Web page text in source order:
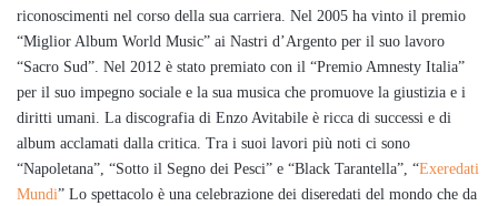
riconoscimenti nel corso della sua carriera. Nel 2005 ha vinto il premio
“Miglior Album World Music” ai Nastri d’Argento per il suo lavoro
“Sacro Sud”. Nel 2012 è stato premiato con il “Premio Amnesty Italia”
per il suo impegno sociale e la sua musica che promuove la giustizia e i
diritti umani. La discografia di Enzo Avitabile è ricca di successi e di
album acclamati dalla critica. Tra i suoi lavori più noti ci sono
“Napoletana”, “Sotto il Segno dei Pesci” e “Black Tarantella”, “Exeredati
Mundi” Lo spettacolo è una celebrazione dei diseredati del mondo che da